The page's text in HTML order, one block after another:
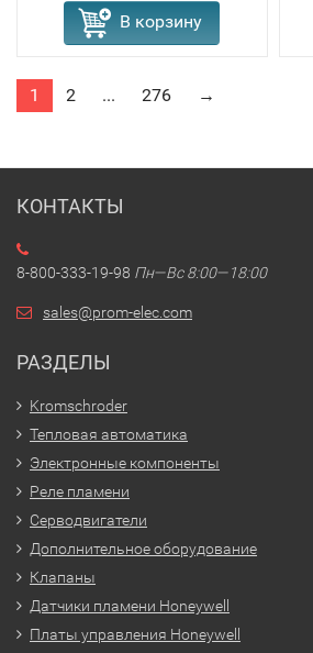
В корзину
1 2 ... 276 →
КОНТАКТЫ
8-800-333-19-98 Пн—Вс 8:00—18:00
sales@prom-elec.com
РАЗДЕЛЫ
Kromschroder
Тепловая автоматика
Электронные компоненты
Реле пламени
Серводвигатели
Дополнительное оборудование
Клапаны
Датчики пламени Honeywell
Платы управления Honeywell